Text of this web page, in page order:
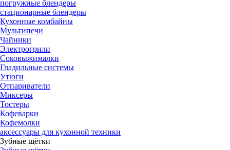
погружные блендеры
стационарные блендеры
Кухонные комбайны
Мультипечи
Чайники
Электрогрили
Соковыжималки
Гладильные системы
Утюги
Отпариватели
Миксеры
Тостеры
Кофеварки
Кофемолки
аксессуары для кухонной техники
Зубные щётки